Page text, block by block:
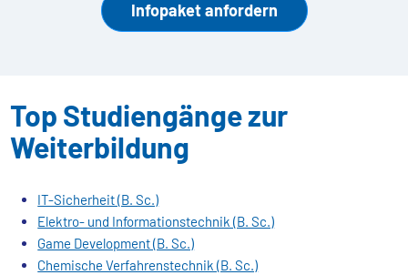
Infopaket anfordern
Top Studiengänge zur
Weiterbildung
IT-Sicherheit (B. Sc.)
Elektro- und Informationstechnik (B. Sc.)
Game Development (B. Sc.)
Chemische Verfahrenstechnik (B. Sc.)